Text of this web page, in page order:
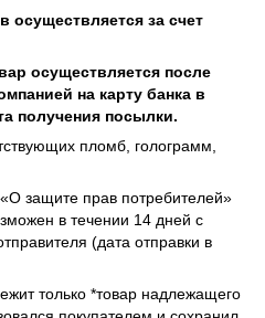
осуществляется за счет
осуществляется после
на карту банка в
получения посылки.
пломб, голограмм,
защите прав потребителей»
в течении 14 дней с
(дата отправки в
только *товар надлежащего